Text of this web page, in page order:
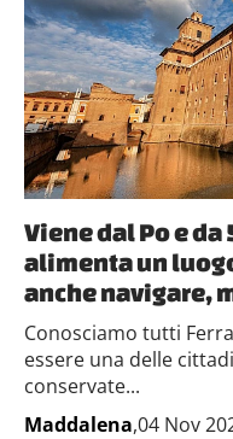
Viene dal Po e
alimenta un
anche navigare,
Conosciamo tutti
essere una delle
conservate...
Maddalena,04 Nov